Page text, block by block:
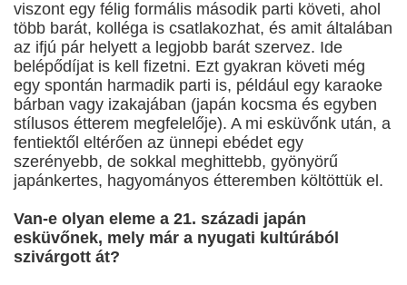
viszont egy félig formális második parti követi, ahol
több barát, kolléga is csatlakozhat, és amit általában
az ifjú pár helyett a legjobb barát szervez. Ide
belépődíjat is kell fizetni. Ezt gyakran követi még
egy spontán harmadik parti is, például egy karaoke
bárban vagy izakajában (japán kocsma és egyben
stílusos étterem megfelelője). A mi esküvőnk után, a
fentiektől eltérően az ünnepi ebédet egy
szerényebb, de sokkal meghittebb, gyönyörű
japánkertes, hagyományos étteremben költöttük el.
Van-e olyan eleme a 21. századi japán
esküvőnek, mely már a nyugati kultúrából
szivárgott át?